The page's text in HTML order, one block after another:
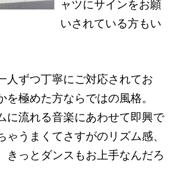
ャツにサインをお願
いされている方もい
人ずつ丁寧にご対応されてお
を極めた方ならではの風格。
に流れる音楽にあわせて即興で
ゃうまくてさすがのリズム感、
きっとダンスもお上手なんだろ